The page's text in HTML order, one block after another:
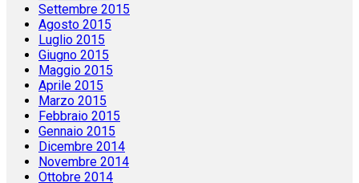
Novembre 2015
Ottobre 2015
Settembre 2015
Agosto 2015
Luglio 2015
Giugno 2015
Maggio 2015
Aprile 2015
Marzo 2015
Febbraio 2015
Gennaio 2015
Dicembre 2014